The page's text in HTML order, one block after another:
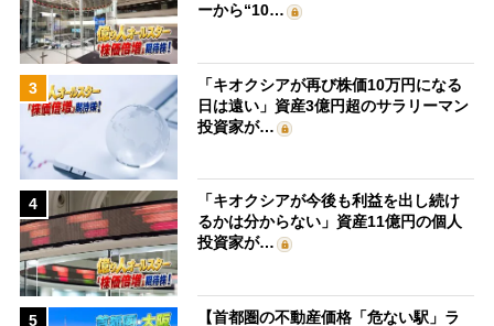
ーから“10…
3
「キオクシアが再び株価10万円になる
日は遠い」資産3億円超のサラリーマン
投資家が…
4
「キオクシアが今後も利益を出し続け
るかは分からない」資産11億円の個人
投資家が…
5
【首都圏の不動産価格「危ない駅」ラ